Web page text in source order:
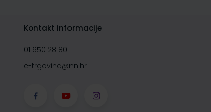
Kontakt informacije
01 650 28 80
e-trgovina@nn.hr